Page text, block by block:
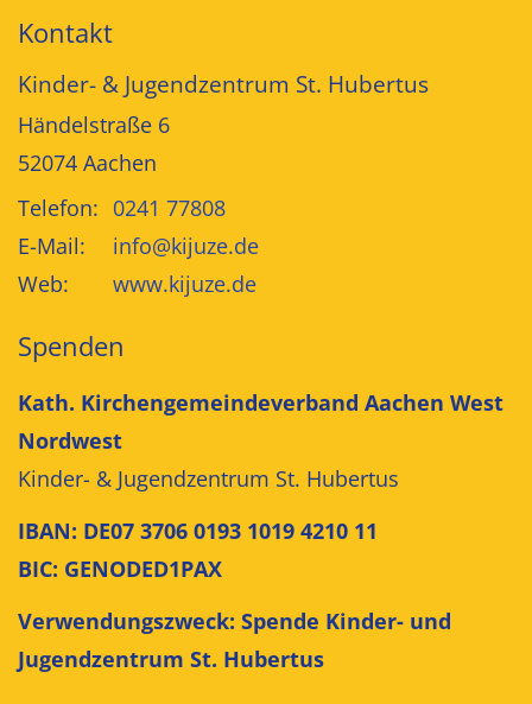
Kontakt
Kinder- & Jugendzentrum St. Hubertus
Händelstraße 6
52074 Aachen
Telefon: 0241 77808
E-Mail:
info@kijuze.de
Web:
www.kijuze.de
Spenden
Kath. Kirchengemeindeverband Aachen West
Nordwest
Kinder- & Jugendzentrum St. Hubertus
IBAN: DE07 3706 0193 1019 4210 11
BIC: GENODED1PAX
Verwendungszweck: Spende Kinder- und
Jugendzentrum St. Hubertus